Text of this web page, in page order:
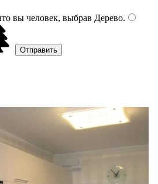
вы человек, выбрав Дерево.